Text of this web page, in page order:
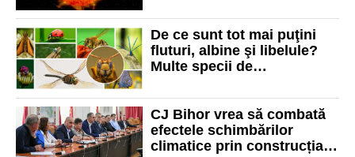
De ce sunt tot mai puţini
fluturi, albine şi libelule?
Multe specii de
în pericol de dispariție
CJ Bihor vrea să combată
efectele schimbărilor
climatice prin construcția